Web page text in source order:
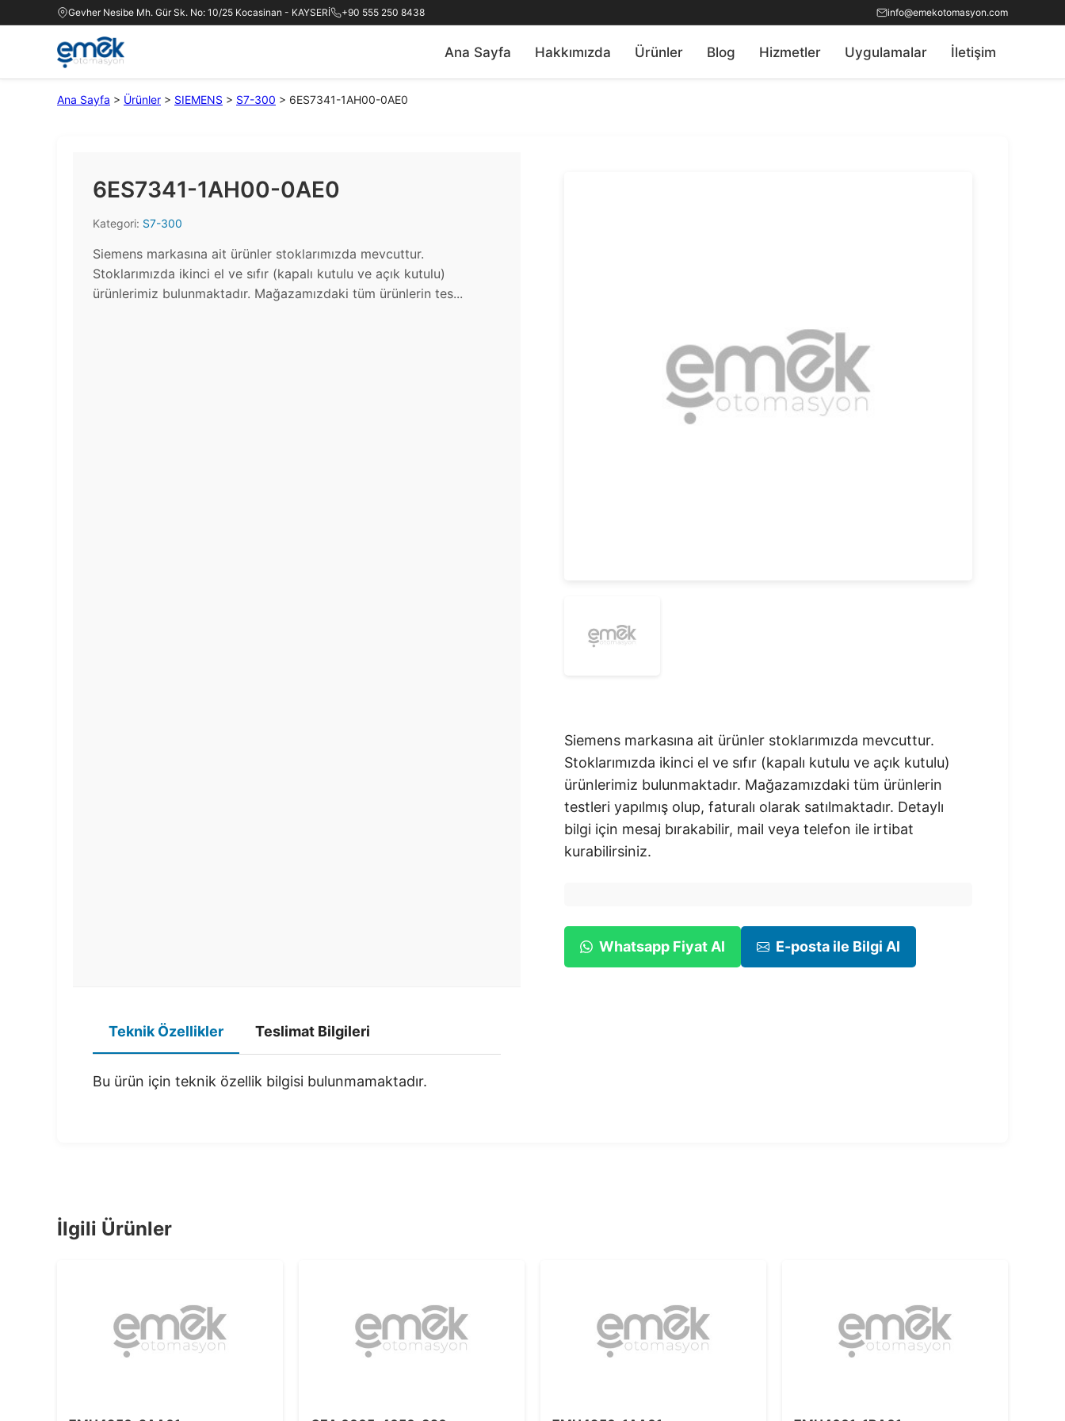
Gevher Nesibe Mh. Gür Sk. No: 10/25 Kocasinan - KAYSERİ +90 555 250 8438 info@emekotomasyon.com
Ana Sayfa Hakkımızda Ürünler Blog Hizmetler Uygulamalar İletişim
Ana Sayfa > Ürünler > SIEMENS > S7-300 > 6ES7341-1AH00-0AE0
6ES7341-1AH00-0AE0
Kategori: S7-300
Siemens markasına ait ürünler stoklarımızda mevcuttur.
Stoklarımızda ikinci el ve sıfır (kapalı kutulu ve açık kutulu)
ürünlerimiz bulunmaktadır.​ Mağazamızdaki tüm ürünlerin tes...
Siemens markasına ait ürünler stoklarımızda mevcuttur.
Stoklarımızda ikinci el ve sıfır (kapalı kutulu ve açık kutulu)
ürünlerimiz bulunmaktadır.​ Mağazamızdaki tüm ürünlerin
testleri yapılmış olup, faturalı olarak satılmaktadır. Detaylı
bilgi için mesaj bırakabilir, mail veya telefon ile irtibat
kurabilirsiniz.
Whatsapp Fiyat Al E-posta ile Bilgi Al
Teknik Özellikler Teslimat Bilgileri
Bu ürün için teknik özellik bilgisi bulunmamaktadır.
İlgili Ürünler